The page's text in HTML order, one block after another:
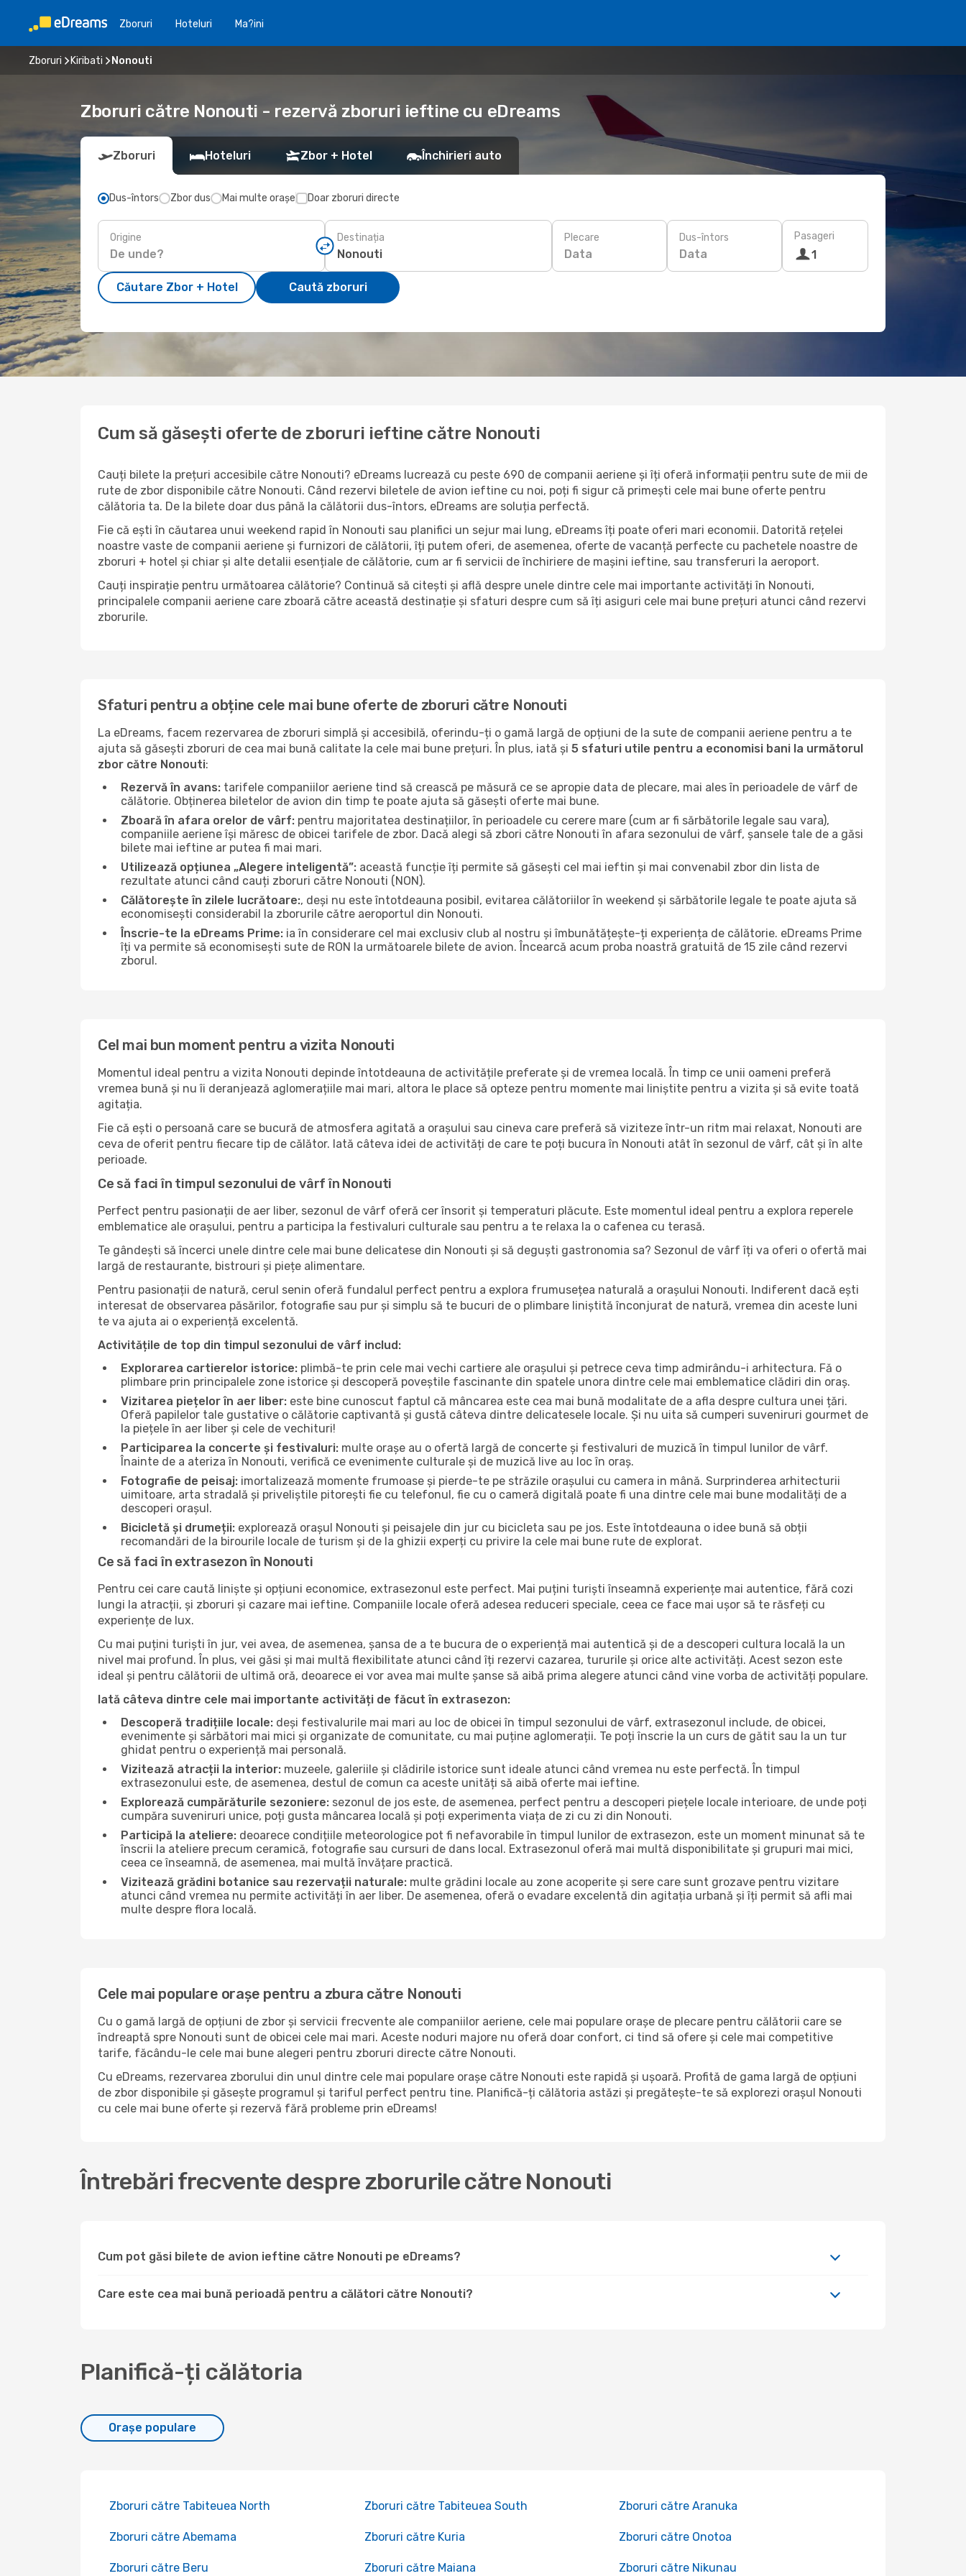
Zboruri Hoteluri Ma?ini
Zboruri Kiribati Nonouti
Zboruri către Nonouti - rezervă zboruri ieftine cu eDreams
Zboruri Hoteluri Zbor + Hotel Închirieri auto
Dus-întors Zbor dus Mai multe orașe Doar zboruri directe
Origine Destinația Plecare
Data
Dus-întors
Data
Pasageri
1
Căutare Zbor + Hotel Caută zboruri
Cum să găsești oferte de zboruri ieftine către Nonouti
Cauți bilete la prețuri accesibile către Nonouti? eDreams lucrează cu peste 690 de companii aeriene și îți oferă informații pentru sute de mii de
rute de zbor disponibile către Nonouti. Când rezervi biletele de avion ieftine cu noi, poți fi sigur că primești cele mai bune oferte pentru
călătoria ta. De la bilete doar dus până la călătorii dus-întors, eDreams are soluția perfectă.
Fie că ești în căutarea unui weekend rapid în Nonouti sau planifici un sejur mai lung, eDreams îți poate oferi mari economii. Datorită rețelei
noastre vaste de companii aeriene și furnizori de călătorii, îți putem oferi, de asemenea, oferte de vacanță perfecte cu pachetele noastre de
zboruri + hotel și chiar și alte detalii esențiale de călătorie, cum ar fi servicii de închiriere de mașini ieftine, sau transferuri la aeroport.
Cauți inspirație pentru următoarea călătorie? Continuă să citești și află despre unele dintre cele mai importante activități în Nonouti,
principalele companii aeriene care zboară către această destinație și sfaturi despre cum să îți asiguri cele mai bune prețuri atunci când rezervi
zborurile.
Sfaturi pentru a obține cele mai bune oferte de zboruri către Nonouti
La eDreams, facem rezervarea de zboruri simplă și accesibilă, oferindu-ți o gamă largă de opțiuni de la sute de companii aeriene pentru a te
ajuta să găsești zboruri de cea mai bună calitate la cele mai bune prețuri. În plus, iată și 5 sfaturi utile pentru a economisi bani la următorul
zbor către Nonouti:
Rezervă în avans: tarifele companiilor aeriene tind să crească pe măsură ce se apropie data de plecare, mai ales în perioadele de vârf de
călătorie. Obținerea biletelor de avion din timp te poate ajuta să găsești oferte mai bune.
Zboară în afara orelor de vârf: pentru majoritatea destinațiilor, în perioadele cu cerere mare (cum ar fi sărbătorile legale sau vara),
companiile aeriene își măresc de obicei tarifele de zbor. Dacă alegi să zbori către Nonouti în afara sezonului de vârf, șansele tale de a găsi
bilete mai ieftine ar putea fi mai mari.
Utilizează opțiunea „Alegere inteligentă”: această funcție îți permite să găsești cel mai ieftin și mai convenabil zbor din lista de
rezultate atunci când cauți zboruri către Nonouti (NON).
Călătorește în zilele lucrătoare:, deși nu este întotdeauna posibil, evitarea călătoriilor în weekend și sărbătorile legale te poate ajuta să
economisești considerabil la zborurile către aeroportul din Nonouti.
Înscrie-te la eDreams Prime: ia în considerare cel mai exclusiv club al nostru și îmbunătățește-ți experiența de călătorie. eDreams Prime
îți va permite să economisești sute de RON la următoarele bilete de avion. Încearcă acum proba noastră gratuită de 15 zile când rezervi
zborul.
Cel mai bun moment pentru a vizita Nonouti
Momentul ideal pentru a vizita Nonouti depinde întotdeauna de activitățile preferate și de vremea locală. În timp ce unii oameni preferă
vremea bună și nu îi deranjează aglomerațiile mai mari, altora le place să opteze pentru momente mai liniștite pentru a vizita și să evite toată
agitația.
Fie că ești o persoană care se bucură de atmosfera agitată a orașului sau cineva care preferă să viziteze într-un ritm mai relaxat, Nonouti are
ceva de oferit pentru fiecare tip de călător. Iată câteva idei de activități de care te poți bucura în Nonouti atât în ​​sezonul de vârf, cât și în alte
perioade.
Ce să faci în timpul sezonului de vârf în Nonouti
Perfect pentru pasionații de aer liber, sezonul de vârf oferă cer însorit și temperaturi plăcute. Este momentul ideal pentru a explora reperele
emblematice ale orașului, pentru a participa la festivaluri culturale sau pentru a te relaxa la o cafenea cu terasă.
Te gândești să încerci unele dintre cele mai bune delicatese din Nonouti și să deguști gastronomia sa? Sezonul de vârf îți va oferi o ofertă mai
largă de restaurante, bistrouri și piețe alimentare.
Pentru pasionații de natură, cerul senin oferă fundalul perfect pentru a explora frumusețea naturală a orașului Nonouti. Indiferent dacă ești
interesat de observarea păsărilor, fotografie sau pur și simplu să te bucuri de o plimbare liniștită înconjurat de natură, vremea din aceste luni
te va ajuta ai o experiență excelentă.
Activitățile de top din timpul sezonului de vârf includ:
Explorarea cartierelor istorice: plimbă-te prin cele mai vechi cartiere ale orașului și petrece ceva timp admirându-i arhitectura. Fă o
plimbare prin principalele zone istorice și descoperă poveștile fascinante din spatele unora dintre cele mai emblematice clădiri din oraș.
Vizitarea piețelor în aer liber: este bine cunoscut faptul că mâncarea este cea mai bună modalitate de a afla despre cultura unei țări.
Oferă papilelor tale gustative o călătorie captivantă și gustă câteva dintre delicatesele locale. Și nu uita să cumperi suveniruri gourmet de
la piețele în aer liber și cele de vechituri!
Participarea la concerte și festivaluri: multe orașe au o ofertă largă de concerte și festivaluri de muzică în timpul lunilor de vârf.
Înainte de a ateriza în Nonouti, verifică ce evenimente culturale și de muzică live au loc în oraș.
Fotografie de peisaj: imortalizează momente frumoase și pierde-te pe străzile orașului cu camera in mână. Surprinderea arhitecturii
uimitoare, arta stradală și priveliștile pitorești fie cu telefonul, fie cu o cameră digitală poate fi una dintre cele mai bune modalități de a
descoperi orașul.
Bicicletă și drumeții: explorează orașul Nonouti și peisajele din jur cu bicicleta sau pe jos. Este întotdeauna o idee bună să obții
recomandări de la birourile locale de turism și de la ghizii experți cu privire la cele mai bune rute de explorat.
Ce să faci în extrasezon în Nonouti
Pentru cei care caută liniște și opțiuni economice, extrasezonul este perfect. Mai puțini turiști înseamnă experiențe mai autentice, fără cozi
lungi la atracții, și zboruri și cazare mai ieftine. Companiile locale oferă adesea reduceri speciale, ceea ce face mai ușor să te răsfeți cu
experiențe de lux.
Cu mai puțini turiști în jur, vei avea, de asemenea, șansa de a te bucura de o experiență mai autentică și de a descoperi cultura locală la un
nivel mai profund. În plus, vei găsi și mai multă flexibilitate atunci când îți rezervi cazarea, tururile și orice alte activități. Acest sezon este
ideal și pentru călătorii de ultimă oră, deoarece ei vor avea mai multe șanse să aibă prima alegere atunci când vine vorba de activități populare.
Iată câteva dintre cele mai importante activități de făcut în extrasezon:
Descoperă tradițiile locale: deși festivalurile mai mari au loc de obicei în timpul sezonului de vârf, extrasezonul include, de obicei,
evenimente și sărbători mai mici și organizate de comunitate, cu mai puține aglomerații. Te poți înscrie la un curs de gătit sau la un tur
ghidat pentru o experiență mai personală.
Vizitează atracții la interior: muzeele, galeriile și clădirile istorice sunt ideale atunci când vremea nu este perfectă. În timpul
extrasezonului este, de asemenea, destul de comun ca aceste unități să aibă oferte mai ieftine.
Explorează cumpărăturile sezoniere: sezonul de jos este, de asemenea, perfect pentru a descoperi piețele locale interioare, de unde poți
cumpăra suveniruri unice, poți gusta mâncarea locală și poți experimenta viața de zi cu zi din Nonouti.
Participă la ateliere: deoarece condițiile meteorologice pot fi nefavorabile în timpul lunilor de extrasezon, este un moment minunat să te
înscrii la ateliere precum ceramică, fotografie sau cursuri de dans local. Extrasezonul oferă mai multă disponibilitate și grupuri mai mici,
ceea ce înseamnă, de asemenea, mai multă învățare practică.
Vizitează grădini botanice sau rezervații naturale: multe grădini locale au zone acoperite și sere care sunt grozave pentru vizitare
atunci când vremea nu permite activități în aer liber. De asemenea, oferă o evadare excelentă din agitația urbană și îți permit să afli mai
multe despre flora locală.
Cele mai populare orașe pentru a zbura către Nonouti
Cu o gamă largă de opțiuni de zbor și servicii frecvente ale companiilor aeriene, cele mai populare orașe de plecare pentru călătorii care se
îndreaptă spre Nonouti sunt de obicei cele mai mari. Aceste noduri majore nu oferă doar confort, ci tind să ofere și cele mai competitive
tarife, făcându-le cele mai bune alegeri pentru zboruri directe către Nonouti.
Cu eDreams, rezervarea zborului din unul dintre cele mai populare orașe către Nonouti este rapidă și ușoară. Profită de gama largă de opțiuni
de zbor disponibile și găsește programul și tariful perfect pentru tine. Planifică-ți călătoria astăzi și pregătește-te să explorezi orașul Nonouti
cu cele mai bune oferte și rezervă fără probleme prin eDreams!
Întrebări frecvente despre zborurile către Nonouti
Cum pot găsi bilete de avion ieftine către Nonouti pe eDreams?
Care este cea mai bună perioadă pentru a călători către Nonouti?
Planifică-ți călătoria
Orașe populare
Zboruri către Tabiteuea North Zboruri către Tabiteuea South Zboruri către Aranuka
Zboruri către Abemama Zboruri către Kuria Zboruri către Onotoa
Zboruri către Beru Zboruri către Maiana Zboruri către Nikunau